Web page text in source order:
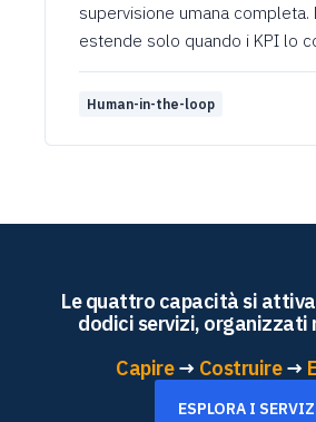
supervisione umana completa.
estende solo quando i KPI lo
Human-in-the-loop
Le quattro capacità si
dodici servizi, organizzati
Capire→ Costruire→
ESPLORA I